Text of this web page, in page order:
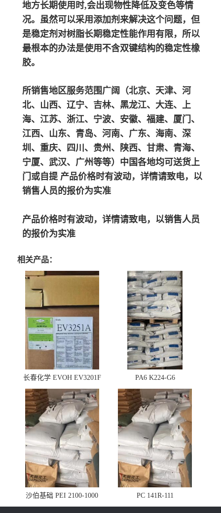
地方长期使用时,会出现物性降低及变色等情
况。虽然可以采用添加剂来解决这个问题，但
是稳定剂对树脂长期稳定性能作用有限，所以
最根本的办法是使用不含双键结构的稳定性橡
胶。
所销售地区服务范围广阔（北京、天津、河
北、山西、辽宁、吉林、黑龙江、大连、上
海、江苏、浙江、宁波、安徽、福建、厦门、
江西、山东、青岛、河南、广东、海南、深
圳、重庆、四川、贵州、陕西、甘肃、青海、
宁厦、武汉、广州等等）中国各地均可送货上
门或自提 产品价格时有波动，详情请致电，以
销售人员的报价为实准
产品价格时有波动，详情请致电，以销售人员
的报价为实准
相关产品：
长春化学 EVOH EV3201F PA6 K224-G6
沙伯基础 PEI 2100-1000 PC 141R-111